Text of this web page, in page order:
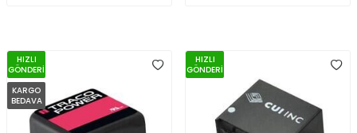
HIZLI
GÖNDERİ
KARGO
BEDAVA
HIZLI
GÖNDERİ